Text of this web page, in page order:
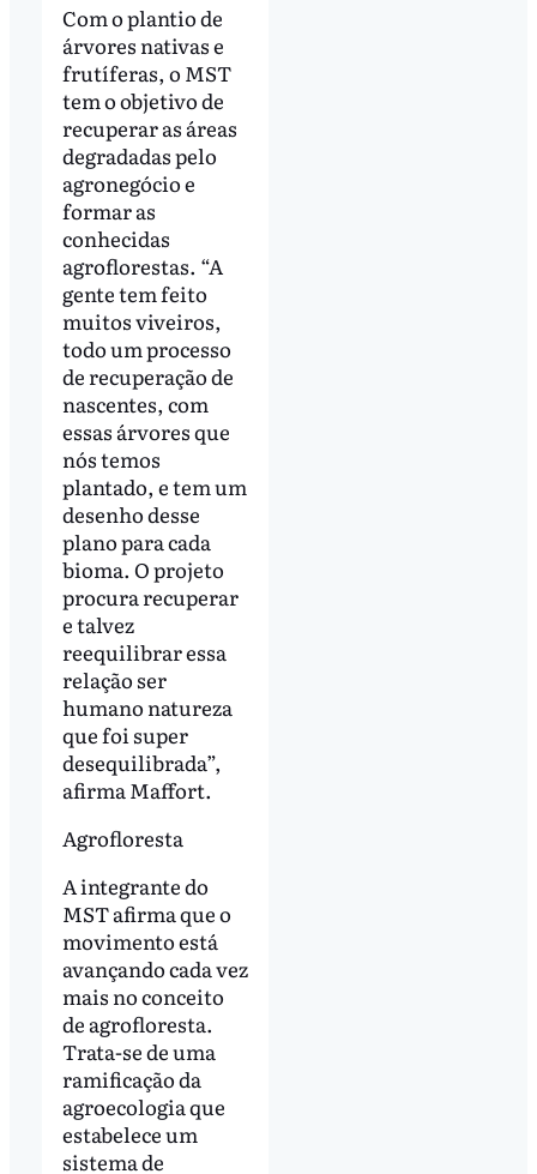
Com o plantio de
árvores nativas e
frutíferas, o MST
tem o objetivo de
recuperar as áreas
degradadas pelo
agronegócio e
formar as
conhecidas
agroflorestas. “A
gente tem feito
muitos viveiros,
todo um processo
de recuperação de
nascentes, com
essas árvores que
nós temos
plantado, e tem um
desenho desse
plano para cada
bioma. O projeto
procura recuperar
e talvez
reequilibrar essa
relação ser
humano natureza
que foi super
desequilibrada”,
afirma Maffort.
Agrofloresta
A integrante do
MST afirma que o
movimento está
avançando cada vez
mais no conceito
de agrofloresta.
Trata-se de uma
ramificação da
agroecologia que
estabelece um
sistema de